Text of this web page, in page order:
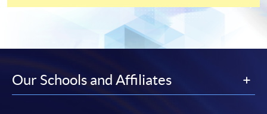
課程負責人會為學員送上「註冊及學費通知」
(「通知」)，請填妥有關「通知」，並親往報名中
心或以郵遞方式，遞交「通知」及繳交所需費用。
何疑問，請詳閱個別課程資料，或聯絡有關課程負責
人或報名中心。
Our Schools and Affiliates